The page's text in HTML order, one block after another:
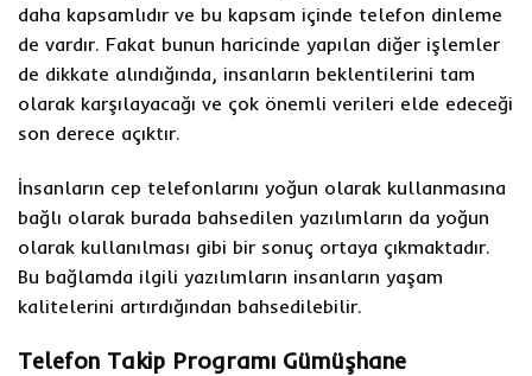
daha kapsamlıdır ve bu kapsam içinde telefon dinleme
de vardır. Fakat bunun haricinde yapılan diğer işlemler
de dikkate alındığında, insanların beklentilerini tam
olarak karşılayacağı ve çok önemli verileri elde edeceği
son derece açıktır.
İnsanların cep telefonlarını yoğun olarak kullanmasına
bağlı olarak burada bahsedilen yazılımların da yoğun
olarak kullanılması gibi bir sonuç ortaya çıkmaktadır.
Bu bağlamda ilgili yazılımların insanların yaşam
kalitelerini artırdığından bahsedilebilir.
Telefon Takip Programı Gümüşhane